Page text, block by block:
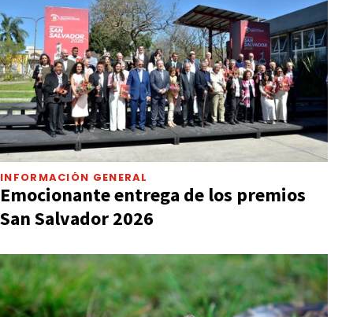
INFORMACIÓN GENERAL
Emocionante entrega de los premios
San Salvador 2026